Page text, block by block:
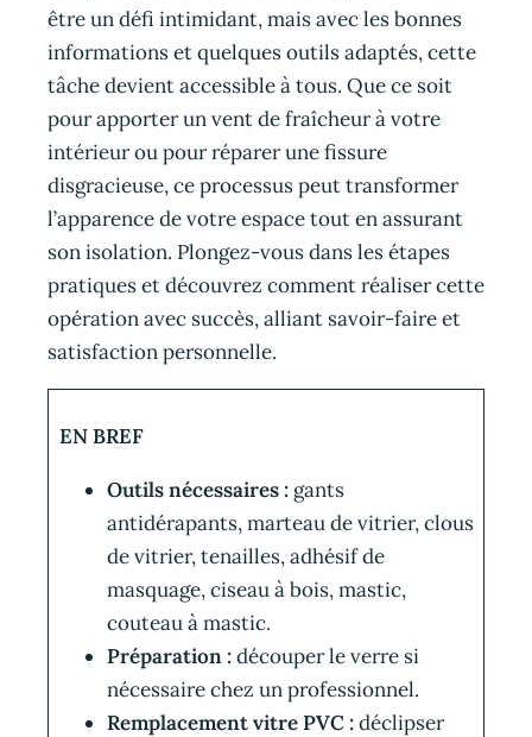
être un défi intimidant, mais avec les bonnes
informations et quelques outils adaptés, cette
tâche devient accessible à tous. Que ce soit
pour apporter un vent de fraîcheur à votre
intérieur ou pour réparer une fissure
disgracieuse, ce processus peut transformer
l’apparence de votre espace tout en assurant
son isolation. Plongez-vous dans les étapes
pratiques et découvrez comment réaliser cette
opération avec succès, alliant savoir-faire et
satisfaction personnelle.
EN BREF
Outils nécessaires :gants
antidérapants, marteau de vitrier, clous
de vitrier, tenailles, adhésif de
masquage, ciseau à bois, mastic,
couteau à mastic.
Préparation :découper le verre si
nécessaire chez un professionnel.
Remplacement vitre PVC :déclipser